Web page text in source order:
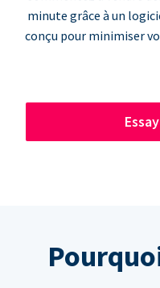
minute grâce à un
conçu pour minimiser